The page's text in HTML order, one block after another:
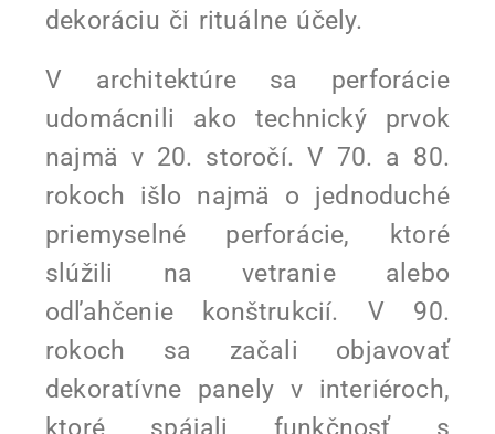
dekoráciu či rituálne účely.
V architektúre sa perforácie
udomácnili ako technický prvok
najmä v 20. storočí. V 70. a 80.
rokoch išlo najmä o jednoduché
priemyselné perforácie, ktoré
slúžili na vetranie alebo
odľahčenie konštrukcií. V 90.
rokoch sa začali objavovať
dekoratívne panely v interiéroch,
ktoré spájali funkčnosť s